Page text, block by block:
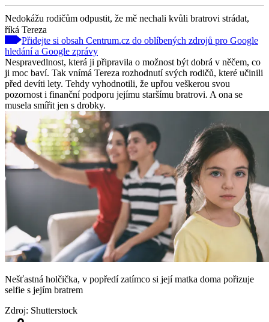
Nedokážu rodičům odpustit, že mě nechali kvůli bratrovi strádat,
říká Tereza
Přidejte si obsah Centrum.cz do oblíbených zdrojů pro Google
hledání a Google zprávy
Nespravedlnost, která ji připravila o možnost být dobrá v něčem, co
ji moc baví. Tak vnímá Tereza rozhodnutí svých rodičů, které učinili
před devíti lety. Tehdy vyhodnotili, že upřou veškerou svou
pozornost i finanční podporu jejímu staršímu bratrovi. A ona se
musela smířit jen s drobky.
Nešťastná holčička, v popředí zatímco si její matka doma pořizuje
selfie s jejím bratrem
Zdroj: Shutterstock